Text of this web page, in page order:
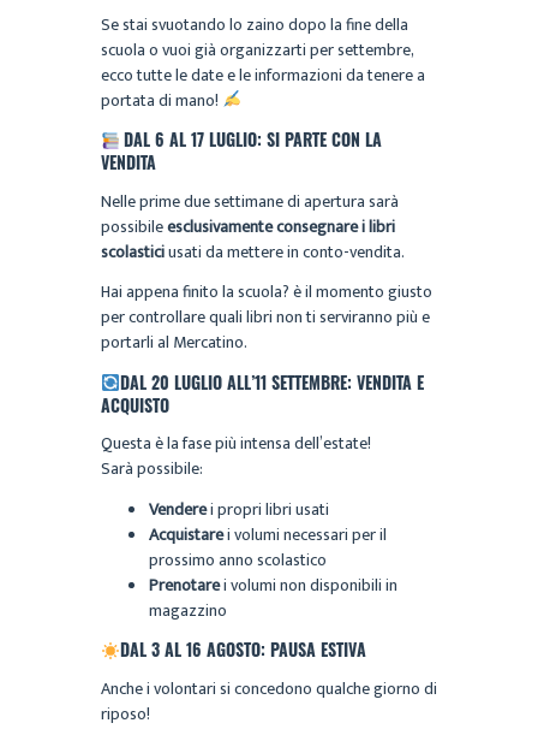
Se stai svuotando lo zaino dopo la fine della
scuola o vuoi già organizzarti per settembre,
ecco tutte le date e le informazioni da tenere a
portata di mano!
DAL 6 AL 17 LUGLIO: SI PARTE CON LA
VENDITA
Nelle prime due settimane di apertura sarà
possibileesclusivamente consegnare i libri
scolasticiusati da mettere in conto-vendita.
Hai appena finito la scuola? è il momento giusto
per controllare quali libri non ti serviranno più e
portarli al Mercatino.
DAL 20 LUGLIO ALL’11 SETTEMBRE: VENDITA E
ACQUISTO
Questa è la fase più intensa dell’estate!
Sarà possibile:
Venderei propri libri usati
Acquistarei volumi necessari per il
prossimo anno scolastico
Prenotarei volumi non disponibili in
magazzino
DAL 3 AL 16 AGOSTO: PAUSA ESTIVA
Anche i volontari si concedono qualche giorno di
riposo!